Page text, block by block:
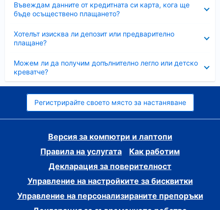
Въвеждам данните от кредитната си карта, кога ще
бъде осъществено плащането?
Хотелът изисква ли депозит или предварително
плащане?
Можем ли да получим допълнително легло или детско
креватче?
Регистрирайте своето място за настаняване
Версия за компютри и лаптопи
Правила на услугата
Как работим
Декларация за поверителност
Управление на настройките за бисквитки
Управление на персонализираните препоръки